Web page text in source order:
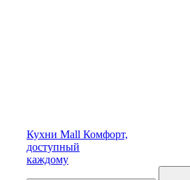
Кухни Mall Комфорт,
доступный
каждому